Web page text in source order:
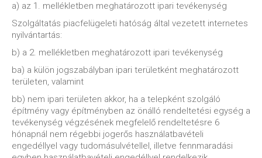
a) az 1. mellékletben meghatározott ipari tevékenység
Szolgáltatás piacfelügeleti hatóság által vezetett internetes
nyilvántartás:
b) a 2. mellékletben meghatározott ipari tevékenység
ba) a külön jogszabályban ipari területként meghatározott
területen, valamint
bb) nem ipari területen akkor, ha a telepként szolgáló
építmény vagy építményben az önálló rendeltetési egység a
tevékenység végzésének megfelelő rendeltetésre 6
hónapnál nem régebbi jogerős használatbavételi
engedéllyel vagy tudomásulvétellel, illetve fennmaradási